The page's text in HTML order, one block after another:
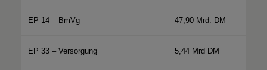
EP 14 – BmVg 47,90 Mrd. DM
EP 33 – Versorgung 5,44 Mrd DM